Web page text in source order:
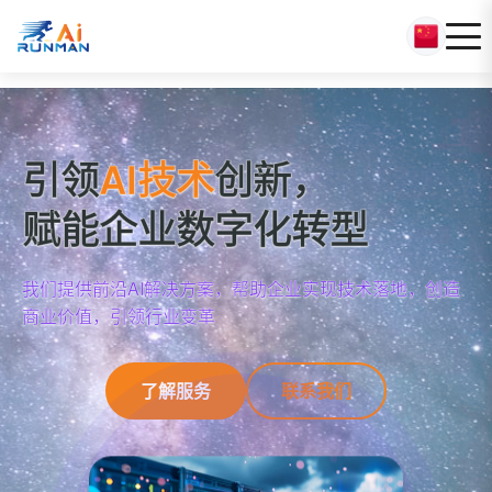
引领AI技术创新，
赋能企业数字化转型
我们提供前沿AI解决方案，帮助企业实现技术落地，创造
商业价值，引领行业变革
了解服务 联系我们